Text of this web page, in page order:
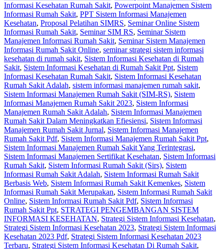
Informasi Kesehatan Rumah Sakit, Powerpoint Manajemen Sistem
Informasi Rumah Sakit, PPT Sistem Informasi Manajemen
Kesehatan, Proposal Pelatihan SIMRS, Seminar Online Sistem
Informasi Rumah Sakit, Seminar SIM RS, Seminar Sistem
Manajemen Informasi Rumah Sakit, Seminar Sistem Manajemen
Informasi Rumah Sakit Online, seminar strategi sistem informasi
kesehatan di rumah sakit, Sistem Informasi Kesehatan di Rumah
Sakit, Sistem Informasi Kesehatan di Rumah Sakit Ppt, Sistem
Informasi Kesehatan Rumah Sakit, Sistem Informasi Kesehatan
Rumah Sakit Adalah, sistem informasi manajemen rumah sakit,
Sistem Informasi Manajemen Rumah Sakit (SIM-RS), Sistem
Informasi Manajemen Rumah Sakit 2023, Sistem Informasi
Manajemen Rumah Sakit Adalah, Sistem Informasi Manajemen
Rumah Sakit Dalam Meningkatkan Efiesiensi, Sistem Informasi
Manajemen Rumah Sakit Jurnal, Sistem Informasi Manajemen
Rumah Sakit Pdf, Sistem Informasi Manajemen Rumah Sakit Ppt,
Sistem Informasi Manajemen Rumah Sakit Yang Terintegrasi,
Sistem Informasi Manajemen Sertifikat Kesehatan, Sistem Informasi
Rumah Sakit, Sistem Informasi Rumah Sakit (Sirs), Sistem
Informasi Rumah Sakit Adalah, Sistem Informasi Rumah Sakit
Berbasis Web, Sistem Informasi Rumah Sakit Kemenkes, Sistem
Informasi Rumah Sakit Merupakan, Sistem Informasi Rumah Sakit
Online, Sistem Informasi Rumah Sakit Pdf, Sistem Informasi
Rumah Sakit Ppt, STRATEGI PENGEMBANGAN SISTEM
INFORMASI KESEHATAN, Strategi Sistem Informasi Kesehatan,
Strategi Sistem Informasi Kesehatan 2023, Strategi Sistem Informasi
Kesehatan 2023 Pdf, Strategi Sistem Informasi Kesehatan 2023
Terbaru, Strategi Sistem Informasi Kesehatan Di Rumah Sakit,